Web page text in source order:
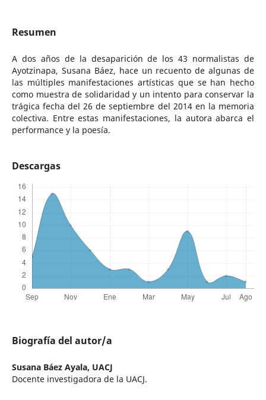
Resumen
A dos años de la desaparición de los 43 normalistas de
Ayotzinapa, Susana Báez, hace un recuento de algunas de
las múltiples manifestaciones artísticas que se han hecho
como muestra de solidaridad y un intento para conservar la
trágica fecha del 26 de septiembre del 2014 en la memoria
colectiva. Entre estas manifestaciones, la autora abarca el
performance y la poesía.
Descargas
Biografía del autor/a
Susana Báez Ayala, UACJ
Docente investigadora de la UACJ.